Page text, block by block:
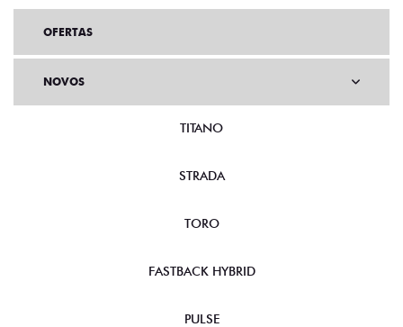
OFERTAS
NOVOS
TITANO
STRADA
TORO
FASTBACK HYBRID
PULSE